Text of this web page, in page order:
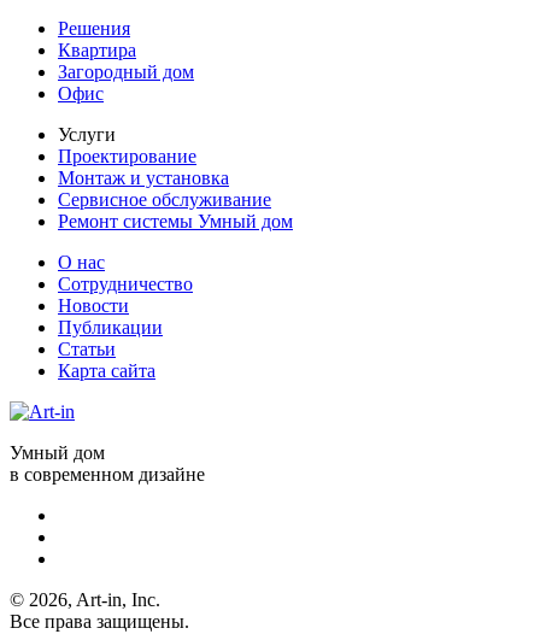
Решения
Квартира
Загородный дом
Офис
Услуги
Проектирование
Монтаж и установка
Сервисное обслуживание
Ремонт системы Умный дом
О нас
Сотрудничество
Новости
Публикации
Статьи
Карта сайта
Умный дом
в современном дизайне
© 2026, Art-in, Inc.
Все права защищены.